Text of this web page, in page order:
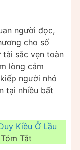
người đọc,
cho số
sắc vẹn toàn
lòng cảm
người nhỏ
tại nhiều bất
Kiều Ở Lầu
Tắt